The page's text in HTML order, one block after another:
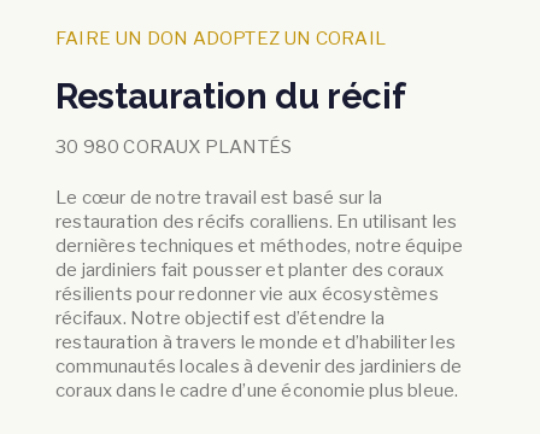
FAIRE UN DON ADOPTEZ UN CORAIL
Restauration du récif
30 980 CORAUX PLANTÉS
Le cœur de notre travail est basé sur la
restauration des récifs coralliens. En utilisant les
dernières techniques et méthodes, notre équipe
de jardiniers fait pousser et planter des coraux
résilients pour redonner vie aux écosystèmes
récifaux. Notre objectif est d’étendre la
restauration à travers le monde et d’habiliter les
communautés locales à devenir des jardiniers de
coraux dans le cadre d’une économie plus bleue.